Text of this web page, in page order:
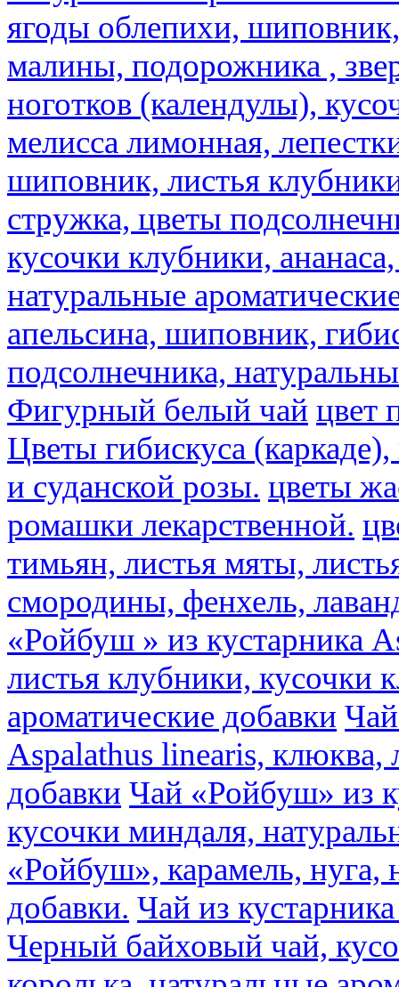
ягоды облепихи,
малины, подорожника ,
ноготков (календулы),
мелисса лимонная,
шиповник, листья
стружка, цветы
кусочки клубники,
натуральные
апельсина, шиповник,
подсолнечника,
Фигурный белый чай цвет
Цветы гибискуса
и суданской розы. цветы
ромашки лекарственной.
тимьян, листья мяты,
смородины, фенхель,
«Ройбуш » из кустарника
листья клубники, кусочки
ароматические добавки
Aspalathus linearis, клюква,
добавки Чай «Ройбуш» из
кусочки миндаля,
«Ройбуш», карамель, нуга,
добавки. Чай из
Черный байховый чай,